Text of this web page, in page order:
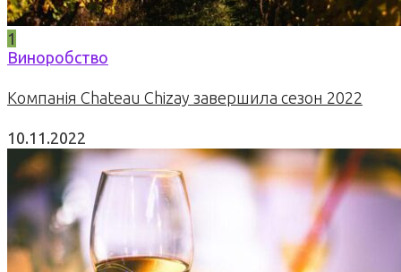
1
Виноробство
Компанія Chateau Chizay завершила сезон 2022
10.11.2022